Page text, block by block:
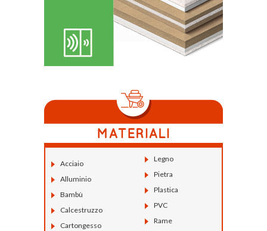
Acciaio
Alluminio
Bambù
Calcestruzzo
Cartongesso
Legno
Pietra
Plastica
PVC
Rame